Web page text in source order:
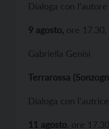
Dialoga con
9 agosto, ore
Gabriella Genisi
Terrarossa
Dialoga con
11 agosto , ore